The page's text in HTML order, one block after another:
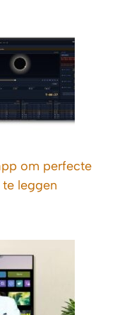
om perfecte
leggen